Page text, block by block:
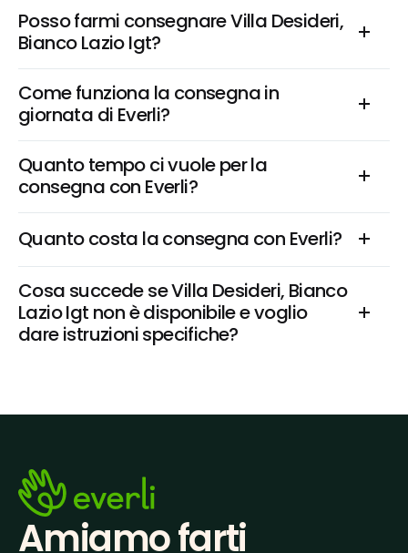
Posso farmi consegnare Villa Desideri,
Bianco Lazio Igt?
Come funziona la consegna in
giornata di Everli?
Quanto tempo ci vuole per la
consegna con Everli?
Quanto costa la consegna con Everli?
Cosa succede se Villa Desideri, Bianco
Lazio Igt non è disponibile e voglio
dare istruzioni specifiche?
Amiamo farti